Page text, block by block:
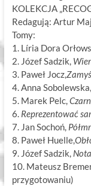
KOLEKCJA
Redagują: Artur
Tomy:
1. Líria Dora
2. Józef Sadzik,
3. Paweł Jocz,
4. Anna Sobolewska,
5. Marek Pelc,
6. Reprezentować
7. Jan Sochoń,
8. Paweł Huelle,
9. Józef Sadzik,
10. Mateusz
przygotowaniu)